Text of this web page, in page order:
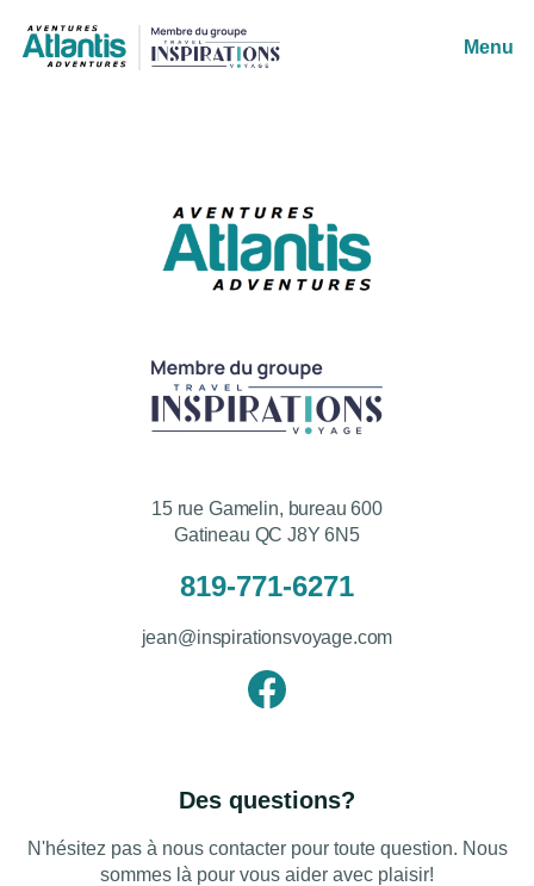
Menu
15 rue Gamelin, bureau 600
Gatineau QC J8Y 6N5
819-771-6271
jean@inspirationsvoyage.com
Des questions?
N'hésitez pas à nous contacter pour toute question. Nous
sommes là pour vous aider avec plaisir!